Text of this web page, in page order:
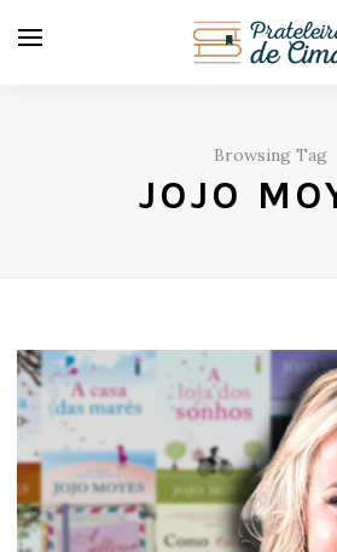
Browsing Tag
JOJO